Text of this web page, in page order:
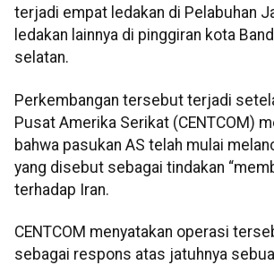
terjadi empat ledakan di Pelabuhan
ledakan lainnya di pinggiran kota
selatan.
Perkembangan tersebut terjadi
Pusat Amerika Serikat (CENTCOM)
bahwa pasukan AS telah mulai
yang disebut sebagai tindakan
terhadap Iran.
CENTCOM menyatakan operasi
sebagai respons atas jatuhnya